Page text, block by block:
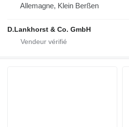
Allemagne, Klein Berßen
D.Lankhorst & Co. GmbH